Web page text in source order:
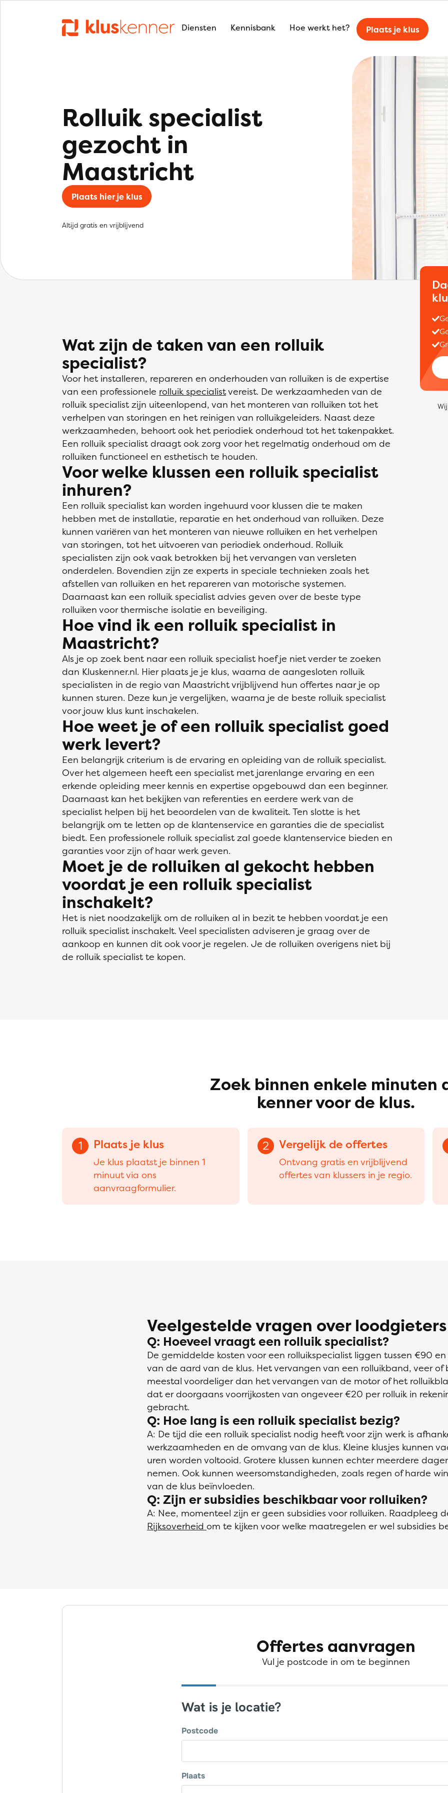
Diensten Kennisbank Hoe werkt het? Plaats je klus
Rolluik specialist
gezocht in
Maastricht
Plaats hier je klus
Altijd gratis en vrijblijvend
Wat zijn de taken van een rolluik
specialist?
Voor het installeren, repareren en onderhouden van rolluiken is de expertise
van een professionele rolluik specialistvereist. De werkzaamheden van de
rolluik specialist zijn uiteenlopend, van het monteren van rolluiken tot het
verhelpen van storingen en het reinigen van rolluikgeleiders. Naast deze
werkzaamheden, behoort ook het periodiek onderhoud tot het takenpakket.
Een rolluik specialist draagt ook zorg voor het regelmatig onderhoud om de
rolluiken functioneel en esthetisch te houden.
Voor welke klussen een rolluik specialist
inhuren?
Een rolluik specialist kan worden ingehuurd voor klussen die te maken
hebben met de installatie, reparatie en het onderhoud van rolluiken. Deze
kunnen variëren van het monteren van nieuwe rolluiken en het verhelpen
van storingen, tot het uitvoeren van periodiek onderhoud. Rolluik
specialisten zijn ook vaak betrokken bij het vervangen van versleten
onderdelen. Bovendien zijn ze experts in speciale technieken zoals het
afstellen van rolluiken en het repareren van motorische systemen.
Daarnaast kan een rolluik specialist advies geven over de beste type
rolluiken voor thermische isolatie en beveiliging.
Hoe vind ik een rolluik specialist in
Maastricht?
Als je op zoek bent naar een rolluik specialist hoef je niet verder te zoeken
dan Kluskenner.nl. Hier plaats je je klus, waarna de aangesloten rolluik
specialisten in de regio van Maastricht vrijblijvend hun offertes naar je op
kunnen sturen. Deze kun je vergelijken, waarna je de beste rolluik specialist
voor jouw klus kunt inschakelen.
Hoe weet je of een rolluik specialist goed
werk levert?
Een belangrijk criterium is de ervaring en opleiding van de rolluik specialist.
Over het algemeen heeft een specialist met jarenlange ervaring en een
erkende opleiding meer kennis en expertise opgebouwd dan een beginner.
Daarnaast kan het bekijken van referenties en eerdere werk van de
specialist helpen bij het beoordelen van de kwaliteit. Ten slotte is het
belangrijk om te letten op de klantenservice en garanties die de specialist
biedt. Een professionele rolluik specialist zal goede klantenservice bieden en
garanties voor zijn of haar werk geven.
Moet je de rolluiken al gekocht hebben
voordat je een rolluik specialist
inschakelt?
Het is niet noodzakelijk om de rolluiken al in bezit te hebben voordat je een
rolluik specialist inschakelt. Veel specialisten adviseren je graag over de
aankoop en kunnen dit ook voor je regelen. Je de rolluiken overigens niet bij
de rolluik specialist te kopen.
Zoek binnen enkele minuten
kenner voor de klus.
1 Plaats je klus
Je klus plaatst je binnen 1
minuut via ons
aanvraagformulier.
2 Vergelijk de offertes
Ontvang gratis en vrijblijvend
offertes van klussers in je regio.
Veelgestelde vragen over loodgieters
Q: Hoeveel vraagt een rolluik specialist?
De gemiddelde kosten voor een rolluikspecialist liggen tussen €90
van de aard van de klus. Het vervangen van een rolluikband, veer of
meestal voordeliger dan het vervangen van de motor of het
dat er doorgaans voorrijkosten van ongeveer €20 per rolluik in
gebracht.
Q: Hoe lang is een rolluik specialist bezig?
A: De tijd die een rolluik specialist nodig heeft voor zijn werk is
werkzaamheden en de omvang van de klus. Kleine klusjes kunnen
uren worden voltooid. Grotere klussen kunnen echter meerdere
nemen. Ook kunnen weersomstandigheden, zoals regen of harde
van de klus beïnvloeden.
Q: Zijn er subsidies beschikbaar voor rolluiken?
A: Nee, momenteel zijn er geen subsidies voor rolluiken. Raadpleeg
Rijksoverheid om te kijken voor welke maatregelen er wel subsidies
Offertes aanvragen
Vul je postcode in om te beginnen